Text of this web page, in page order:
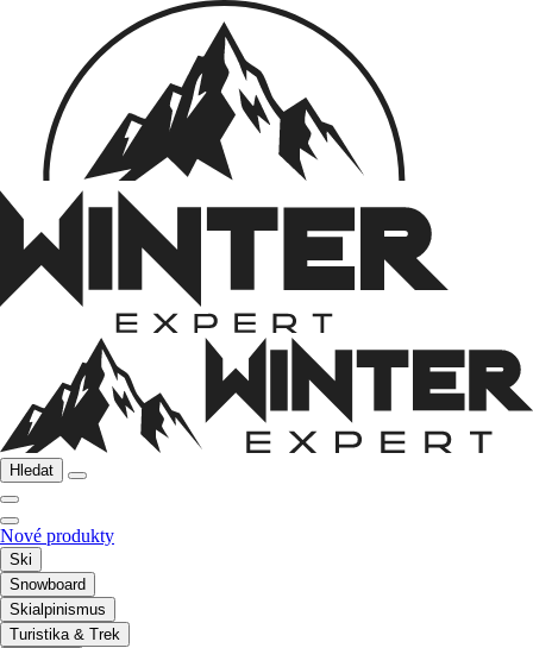
Hledat
Nové produkty
Ski
Snowboard
Skialpinismus
Turistika & Trek